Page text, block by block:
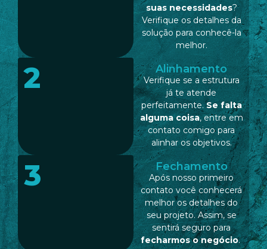
suas necessidades?
Verifique os detalhes da
solução para conhecê-la
melhor.
2 Alinhamento
Verifique se a estrutura
já te atende
perfeitamente.Se falta
alguma coisa, entre em
contato comigo para
alinhar os objetivos.
3 Fechamento
Após nosso primeiro
contato você conhecerá
melhor os detalhes do
seu projeto. Assim, se
sentirá seguro para
fecharmos o negócio.